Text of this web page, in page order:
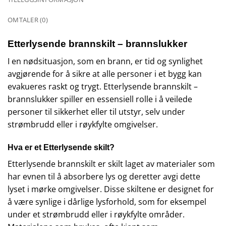
OMTALER (0)
Etterlysende brannskilt – brannslukker
I en nødsituasjon, som en brann, er tid og synlighet
avgjørende for å sikre at alle personer i et bygg kan
evakueres raskt og trygt. Etterlysende brannskilt –
brannslukker spiller en essensiell rolle i å veilede
personer til sikkerhet eller til utstyr, selv under
strømbrudd eller i røykfylte omgivelser.
Hva er et Etterlysende skilt?
Etterlysende brannskilt er skilt laget av materialer som
har evnen til å absorbere lys og deretter avgi dette
lyset i mørke omgivelser. Disse skiltene er designet for
å være synlige i dårlige lysforhold, som for eksempel
under et strømbrudd eller i røykfylte områder.